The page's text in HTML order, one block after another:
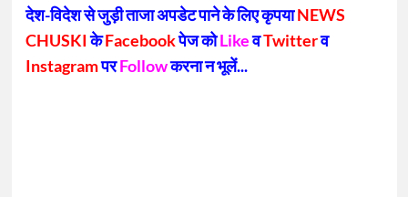
देश-विदेश से जुड़ी ताजा अपडेट पाने के लिए कृपयाNEWS
CHUSKIकेFacebookपेज कोLikeवTwitterव
InstagramपरFollowकरना न भूलें...